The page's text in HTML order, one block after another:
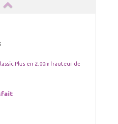
Plus en 2.00m hauteur de